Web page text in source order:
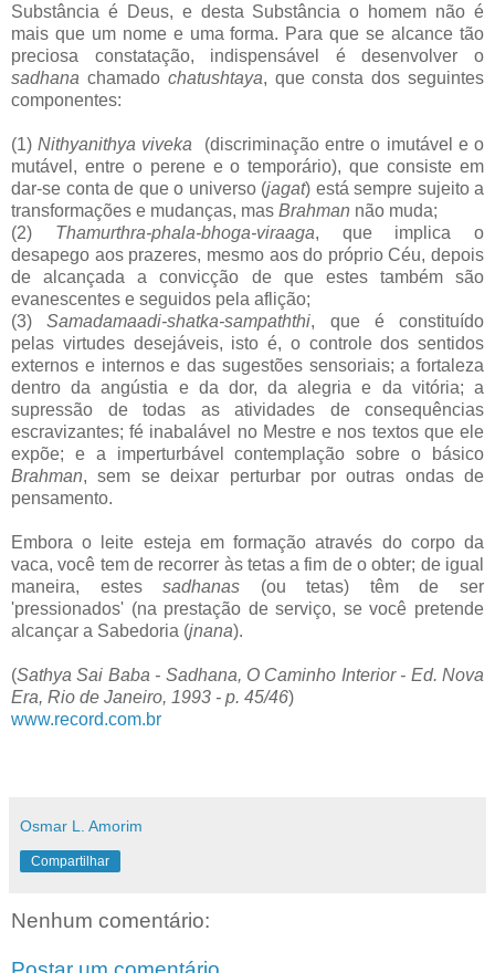
Substância é Deus, e desta Substância o homem não é
mais que um nome e uma forma. Para que se alcance tão
preciosa constatação, indispensável é desenvolver o
sadhana chamado chatushtaya, que consta dos seguintes
componentes:
(1)Nithyanithya viveka
(discriminação entre o imutável e o
mutável, entre o perene e o temporário), que consiste em
dar-se conta de que o universo (jagat) está sempre sujeito a
transformações e mudanças, mas Brahman não muda;
(2) Thamurthra-phala-bhoga-viraaga, que implica o
desapego aos prazeres, mesmo aos do próprio Céu, depois
de alcançada a convicção de que estes também são
evanescentes e seguidos pela aflição;
(3)Samadamaadi-shatka-sampaththi, que é constituído
pelas virtudes desejáveis, isto é, o controle dos sentidos
externos e internos e das sugestões sensoriais; a fortaleza
dentro da angústia e da dor, da alegria e da vitória; a
supressão de todas as atividades de consequências
escravizantes; fé inabalável no Mestre e nos textos que ele
expõe; e a imperturbável contemplação sobre o básico
Brahman, sem se deixar perturbar por outras ondas de
pensamento.
Embora o leite esteja em formação através do corpo da
vaca, você tem de recorrer às tetas a fim de o obter; de igual
maneira, estessadhanas (ou tetas) têm de ser
'pressionados' (na prestação de serviço, se você pretende
alcançar a Sabedoria (jnana).
(Sathya Sai Baba - Sadhana, O Caminho Interior - Ed. Nova
Era, Rio de Janeiro, 1993 - p. 45/46)
www.record.com.br
Osmar L. Amorim
Compartilhar
Nenhum comentário: